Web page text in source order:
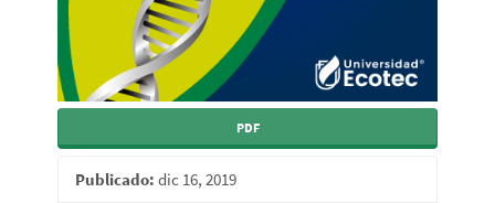
PDF
Publicado: dic 16, 2019